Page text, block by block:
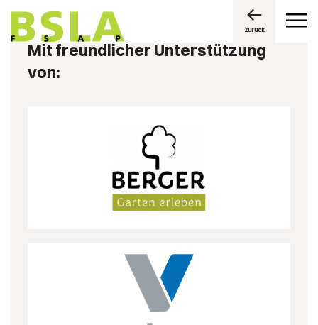
Zurück
Mit freundlicher Unterstützung
von: